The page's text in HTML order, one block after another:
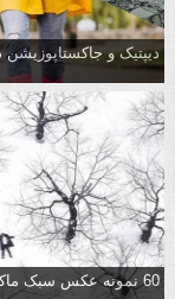
دیپتیک و
60 نمونه عکس سبک ماکسیمالیسم